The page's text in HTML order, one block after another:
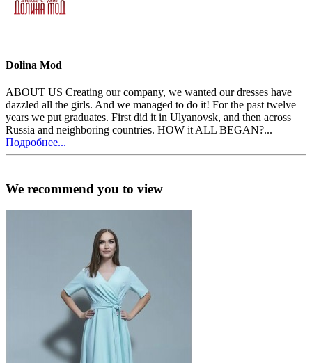
Dolina Mod
ABOUT US Creating our company, we wanted our dresses have
dazzled all the girls. And we managed to do it! For the past twelve
years we put graduates. First did it in Ulyanovsk, and then across
Russia and neighboring countries. HOW it ALL BEGAN?...
Подробнее...
We recommend you to view